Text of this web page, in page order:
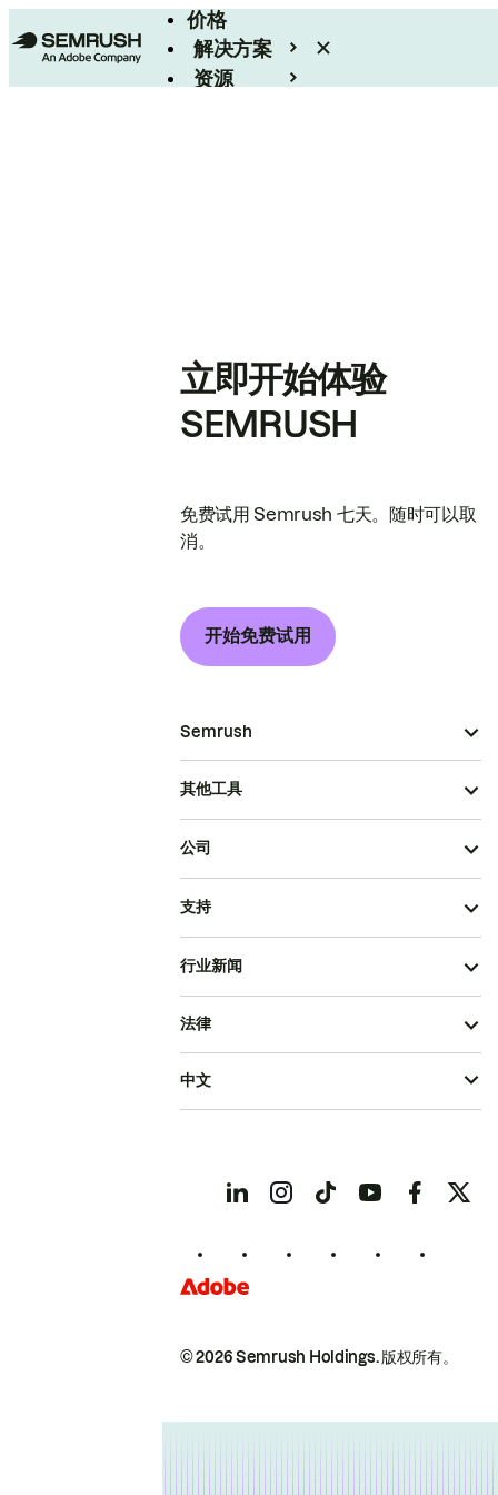
价格
解决方案
资源
立即开始体验
SEMRUSH
免费试用 Semrush 七天。随时可以取
消。
开始免费试用
Semrush
其他工具
公司
支持
行业新闻
© 2026 Semrush Holdings.版权所有。
法律
中文